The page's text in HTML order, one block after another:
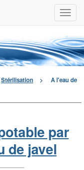
à
Stérilisation >
A l'eau de
par
de javel